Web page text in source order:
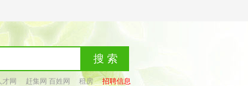
才网 赶集网 百姓网 租房
招聘信息